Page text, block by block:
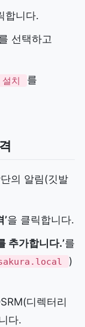
합니다.
선택하고
설치
를
의 알림(깃발
을 클릭합니다.
추가합니다.’를
)
디렉터리
다.